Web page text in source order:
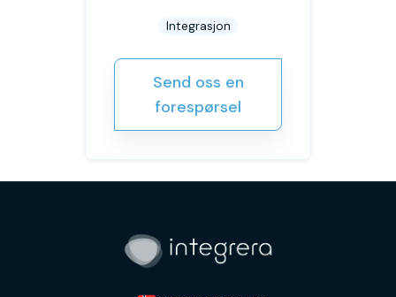
Integrasjon
Send oss en
forespørsel